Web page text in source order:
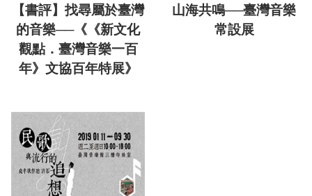
【書評】找尋屬於臺灣
的音樂──《《新文化
觀點．臺灣音樂一百
年》文協百年特展》
山海共鳴──臺灣音樂
常設展